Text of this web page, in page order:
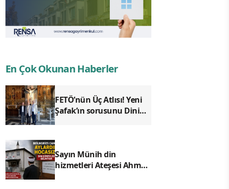
En Çok Okunan Haberler
FETÖ’nün Üç Atlısı! Yeni
Şafak’ın sorusunu Dini
Sayın Münih din
hizmetleri Ateşesi Ahmet